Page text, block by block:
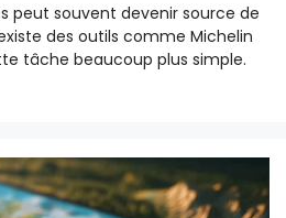
peut souvent devenir source de
des outils comme Michelin
tâche beaucoup plus simple.